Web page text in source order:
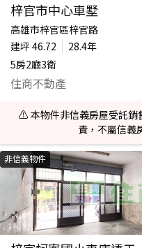
梓官市中心車墅
高雄市梓官區梓官路
建坪 46.72
28.4年
5房2廳3衛
住商不動產
⚠️ 本物件非信義房屋受託銷
責，不屬信義
非信義物件